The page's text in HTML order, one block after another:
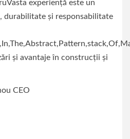
Vasta experiență este un
durabilitate și responsabilitate
și avantaje în construcții și
CEO